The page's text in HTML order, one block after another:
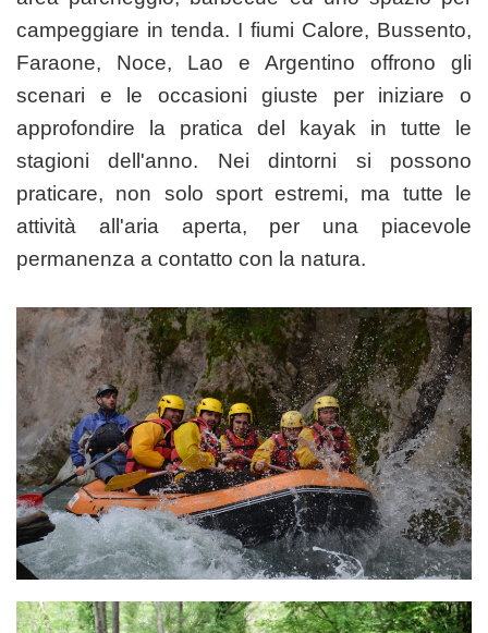
campeggiare in tenda. I fiumi Calore, Bussento,
Faraone, Noce, Lao e Argentino offrono gli
scenari e le occasioni giuste per iniziare o
approfondire la pratica del kayak in tutte le
stagioni dell'anno. Nei dintorni si possono
praticare, non solo sport estremi, ma tutte le
attività all'aria aperta, per una piacevole
permanenza a contatto con la natura.